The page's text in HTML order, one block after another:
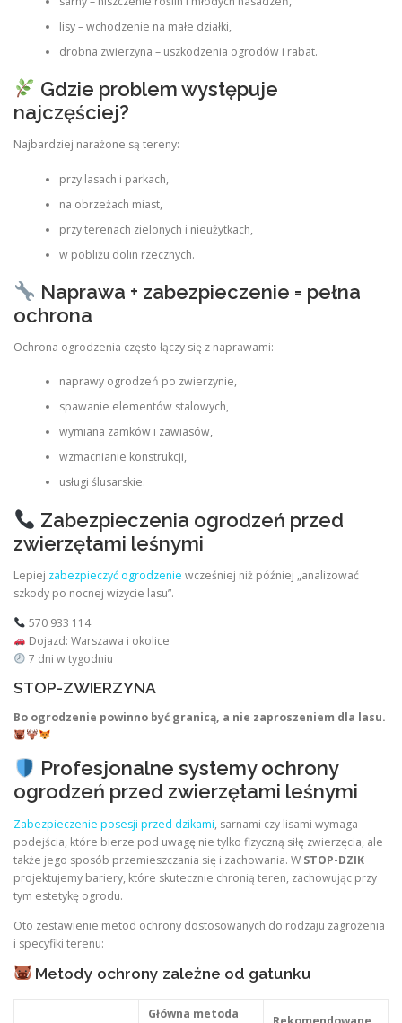
lisy – wchodzenie na małe działki,
drobna zwierzyna – uszkodzenia ogrodów i rabat.
Gdzie problem występuje
najczęściej?
Najbardziej narażone są tereny:
przy lasach i parkach,
na obrzeżach miast,
przy terenach zielonych i nieużytkach,
w pobliżu dolin rzecznych.
Naprawa + zabezpieczenie = pełna
ochrona
Ochrona ogrodzenia często łączy się z naprawami:
naprawy ogrodzeń po zwierzynie,
spawanie elementów stalowych,
wymiana zamków i zawiasów,
wzmacnianie konstrukcji,
usługi ślusarskie.
Zabezpieczenia ogrodzeń przed
zwierzętami leśnymi
Lepiej zabezpieczyć ogrodzenie wcześniej niż później „analizować
szkody po nocnej wizycie lasu”.
570 933 114
Dojazd: Warszawa i okolice
7 dni w tygodniu
STOP-ZWIERZYNA
Bo ogrodzenie powinno być granicą, a nie zaproszeniem dla lasu.
Profesjonalne systemy ochrony
ogrodzeń przed zwierzętami leśnymi
Zabezpieczenie posesji przed dzikami, sarnami czy lisami wymaga
podejścia, które bierze pod uwagę nie tylko fizyczną siłę zwierzęcia, ale
także jego sposób przemieszczania się i zachowania. W STOP-DZIK
projektujemy bariery, które skutecznie chronią teren, zachowując przy
tym estetykę ogrodu.
Oto zestawienie metod ochrony dostosowanych do rodzaju zagrożenia
i specyfiki terenu:
Metody ochrony zależne od gatunku
Główna metoda